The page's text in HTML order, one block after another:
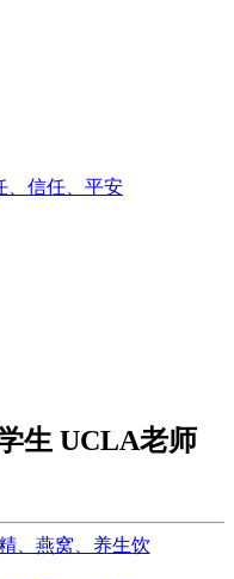
、信任、平安
生 UCLA老师
、燕窝、养生饮